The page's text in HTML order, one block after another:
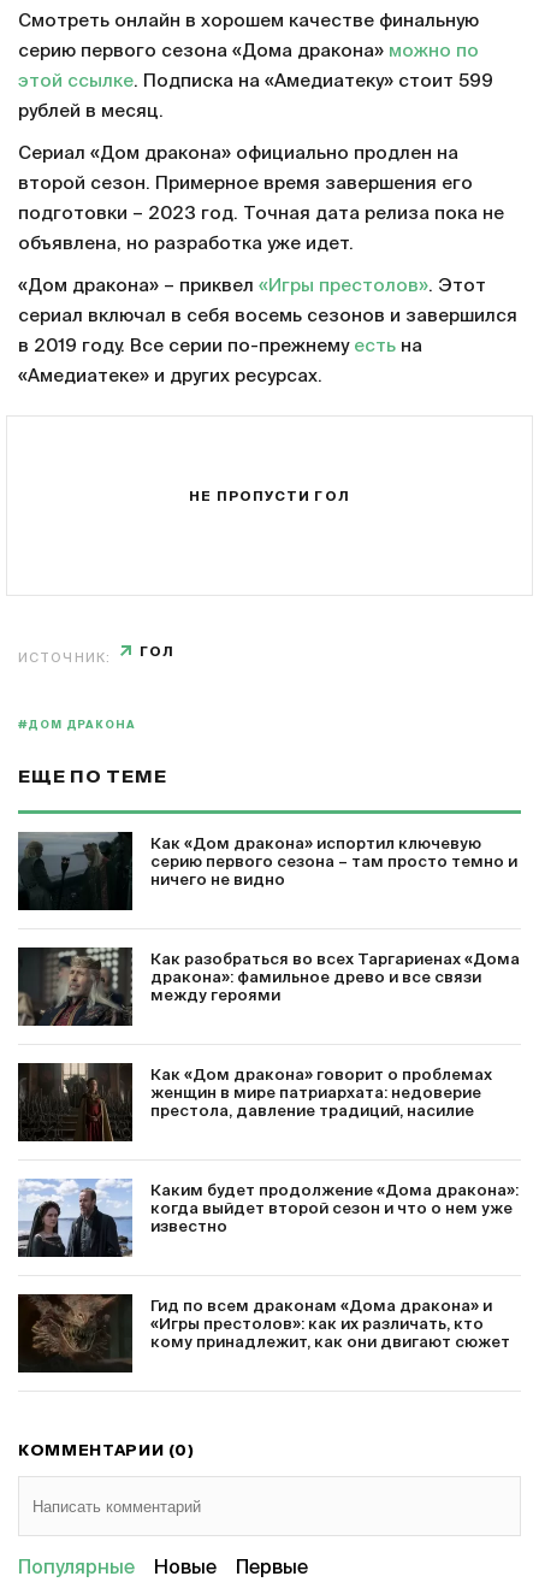
Смотреть онлайн в хорошем качестве финальную
серию первого сезона «Дома дракона» можно по
этой ссылке. Подписка на «Амедиатеку» стоит 599
рублей в месяц.
Сериал «Дом дракона» официально продлен на
второй сезон. Примерное время завершения его
подготовки – 2023 год. Точная дата релиза пока не
объявлена, но разработка уже идет.
«Дом дракона» – приквел «Игры престолов». Этот
сериал включал в себя восемь сезонов и завершился
в 2019 году. Все серии по-прежнему есть на
«Амедиатеке» и других ресурсах.
НЕ ПРОПУСТИ ГОЛ
ИСТОЧНИК: ГОЛ
#ДОМ ДРАКОНА
ЕЩЕ ПО ТЕМЕ
Как «Дом дракона» испортил ключевую
серию первого сезона – там просто темно и
ничего не видно
Как разобраться во всех Таргариенах «Дома
дракона»: фамильное древо и все связи
между героями
Как «Дом дракона» говорит о проблемах
женщин в мире патриархата: недоверие
престола, давление традиций, насилие
Каким будет продолжение «Дома дракона»:
когда выйдет второй сезон и что о нем уже
известно
Гид по всем драконам «Дома дракона» и
«Игры престолов»: как их различать, кто
кому принадлежит, как они двигают сюжет
КОММЕНТАРИИ (0)
Популярные Новые Первые